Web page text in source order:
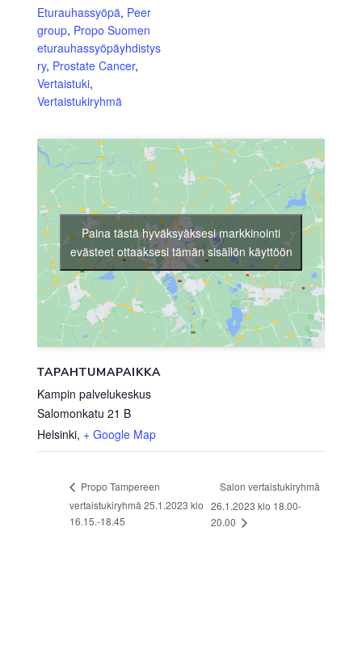
Eturauhassyöpä, Peer
group, Propo Suomen
eturauhassyöpäyhdistys
ry, Prostate Cancer,
Vertaistuki,
Vertaistukiryhmä
TAPAHTUMAPAIKKA
Kampin palvelukeskus
Salomonkatu 21 B
Helsinki, + Google Map
Paina tästä hyväksyäksesi markkinointi
evästeet ottaaksesi tämän sisällön käyttöön
Propo Tampereen
vertaistukiryhmä 25.1.2023 klo
16.15.-18.45
Salon vertaistukiryhmä
26.1.2023 klo 18.00-
20.00